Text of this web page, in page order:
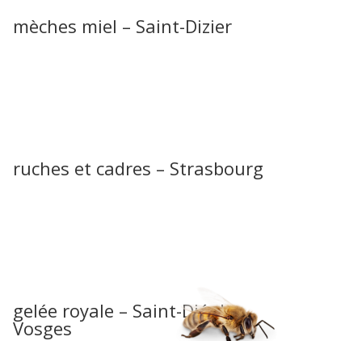
mèches miel – Saint-Dizier
ruches et cadres – Strasbourg
gelée royale – Saint-Dié-des-
Vosges